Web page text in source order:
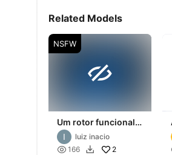
Related Models
NSFW

Um rotor funcional
inspirado em
Schauberger
luiz inacio
 166  2